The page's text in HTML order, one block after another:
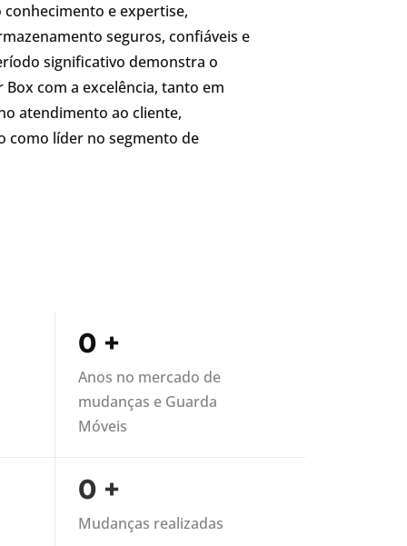
e expertise,
seguros, confiáveis e
significativo demonstra o
com a excelência, tanto em
atendimento ao cliente,
como líder no segmento de
0 +
Anos no mercado de
mudanças e Guarda
Móveis
0 +
Mudanças realizadas